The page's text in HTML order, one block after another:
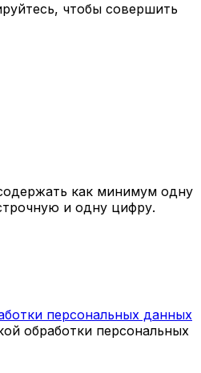
чтобы совершить
как минимум одну
и одну цифру.
персональных данных
обработки персональных